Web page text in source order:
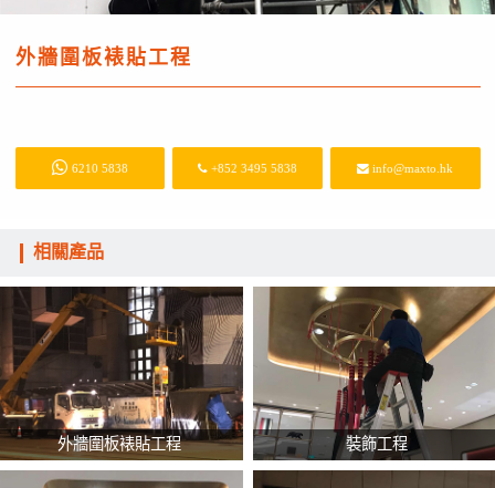
外牆圍板裱貼工程
6210 5838 +852 3495 5838 info@maxto.hk
相關產品
外牆圍板裱貼工程 裝飾工程